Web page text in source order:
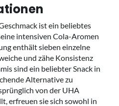
ist ein beliebtes
intensiven Cola-Aromen
enthält sieben einzelne
und zähe Konsistenz
sind ein beliebter Snack in
Alternative zu
von der UHA
erfreuen sie sich sowohl in